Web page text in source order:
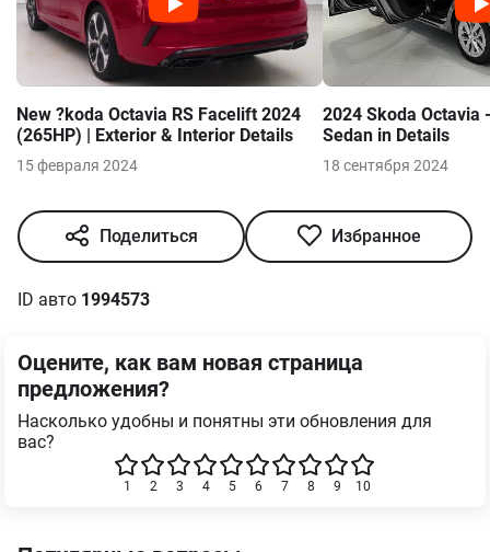
New ?koda Octavia RS Facelift 2024
(265HP) | Exterior & Interior Details
15 февраля 2024
2024 Skoda Octavia
Sedan in Details
18 сентября 2024
Поделиться Избранное
ID авто 1994573
Оцените, как вам новая страница
предложения?
Насколько удобны и понятны эти обновления для
вас?
10
9
8
7
6
5
4
3
2
1